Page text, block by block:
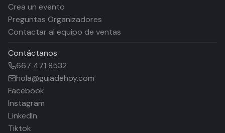
Crea un evento
Preguntas Organizadores
Contactar al equipo de ventas
Contáctanos
667 471 8532
hola@guiadehoy.com
Facebook
Instagram
LinkedIn
Tiktok